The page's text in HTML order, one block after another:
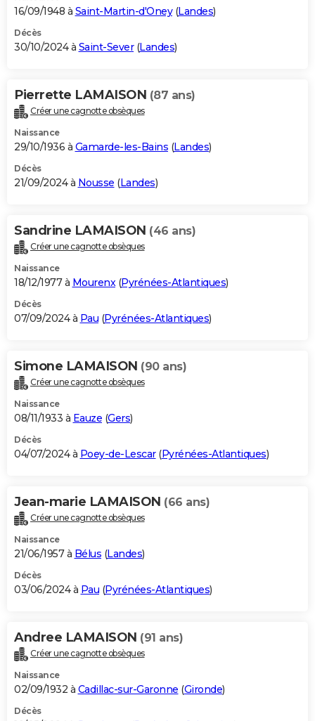
16/09/1948 à Saint-Martin-d'Oney(Landes)
Décès
30/10/2024 à Saint-Sever(Landes)
Pierrette LAMAISON (87 ans)
Créer une cagnotte obsèques
Naissance
29/10/1936 à Gamarde-les-Bains (Landes)
Décès
21/09/2024 à Nousse (Landes)
Sandrine LAMAISON (46 ans)
Créer une cagnotte obsèques
Naissance
18/12/1977 à Mourenx(Pyrénées-Atlantiques)
Décès
07/09/2024 à Pau (Pyrénées-Atlantiques)
Simone LAMAISON (90 ans)
Créer une cagnotte obsèques
Naissance
08/11/1933 à Eauze (Gers)
Décès
04/07/2024 à Poey-de-Lescar(Pyrénées-Atlantiques)
Jean-marie LAMAISON (66 ans)
Créer une cagnotte obsèques
Naissance
21/06/1957 à Bélus (Landes)
Décès
03/06/2024 à Pau (Pyrénées-Atlantiques)
Andree LAMAISON (91 ans)
Créer une cagnotte obsèques
Naissance
02/09/1932 à Cadillac-sur-Garonne (Gironde)
Décès